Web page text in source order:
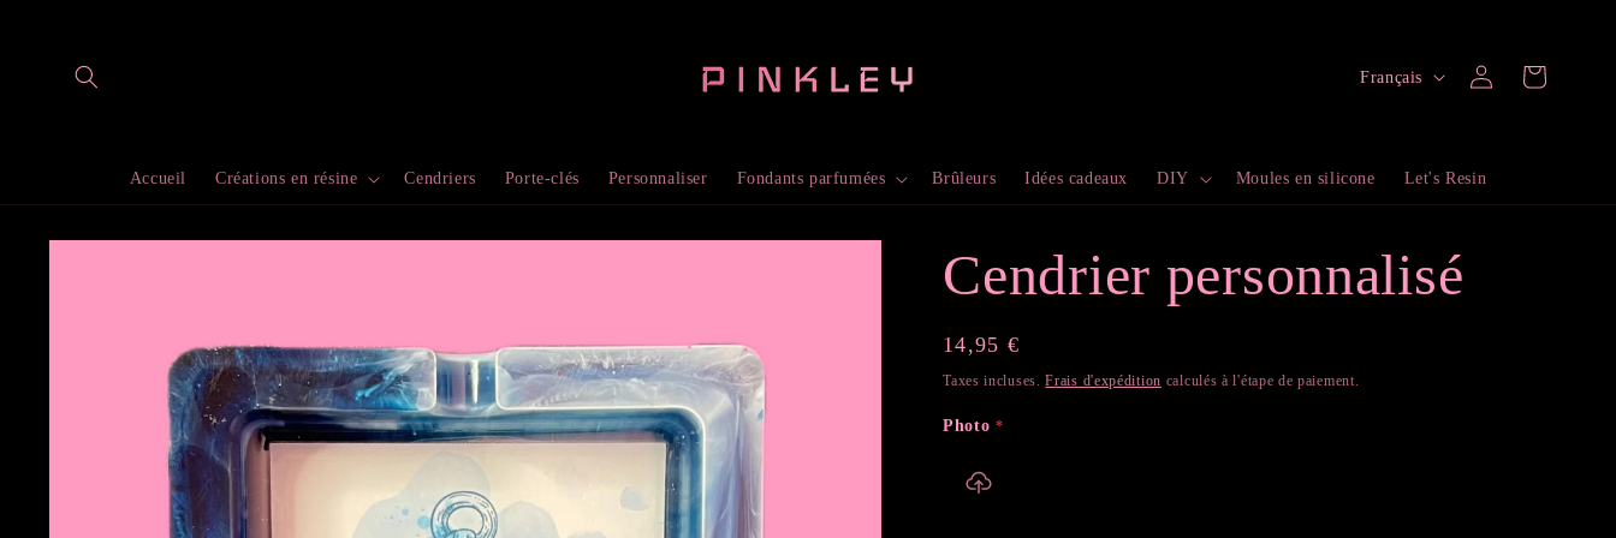
contenu
Accueil Créations en résine Cendriers Porte-clés Personnaliser Fondants parfumées Brûleurs Idées cadeaux DIY Moules en silicone Let's Resin
L
e
Français Connexion Panier
Passer aux
Cendrier personnalisé
Prix
habituel
14,95 €
Taxes incluses.Frais d'expédition calculés à l'étape de paiement.
Photo